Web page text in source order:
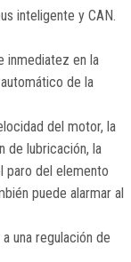
inteligente y CAN.
inmediatez en la
de la
del motor, la
de lubricación, la
paro del elemento
puede alarmar al
una regulación de